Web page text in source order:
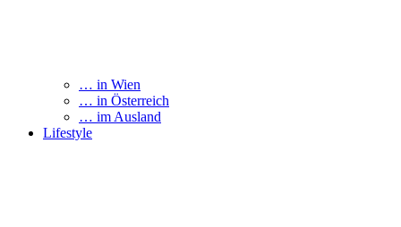
… in Wien
… in Österreich
… im Ausland
Lifestyle